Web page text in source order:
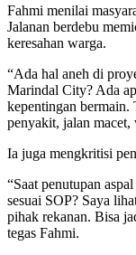
Fahmi menilai
Jalanan berdebu
keresahan warga.
“Ada hal aneh di
Marindal City? Ada
kepentingan bermain.
penyakit, jalan macet,
Ia juga mengkritisi
“Saat penutupan
sesuai SOP? Saya
pihak rekanan. Bisa
tegas Fahmi.